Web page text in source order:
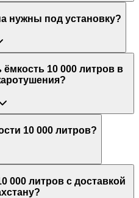
нужны под установку?
10 000 литров в
10 000 литров?
000 литров с доставкой